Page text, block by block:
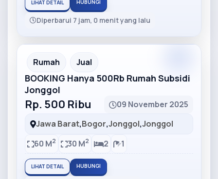
LIHAT DETAIL HUBUNGI
Diperbarui 7 jam, 0 menit yang lalu
Partner Ad
Rumah Jual
BOOKING Hanya 500Rb Rumah Subsidi
Jonggol
Rp. 500 Ribu
09 November 2025
Jawa Barat,Bogor,Jonggol,Jonggol
60 M2 30 M2 2 1
LIHAT DETAIL HUBUNGI